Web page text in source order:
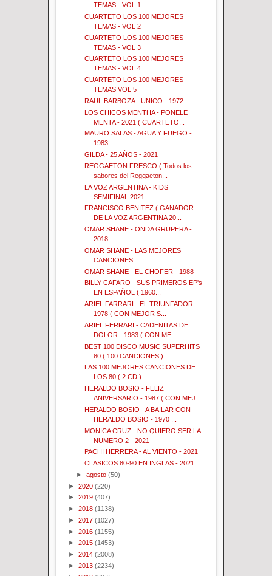
TEMAS - VOL 1
CUARTETO LOS 100 MEJORES
TEMAS - VOL 2
CUARTETO LOS 100 MEJORES
TEMAS - VOL 3
CUARTETO LOS 100 MEJORES
TEMAS - VOL 4
CUARTETO LOS 100 MEJORES
TEMAS VOL 5
RAUL BARBOZA - UNICO - 1972
LOS CHICOS MENTHA - PONELE
MENTA - 2021 ( CUARTETO...
MAURO SALAS - AGUA Y FUEGO -
1983
GILDA - 25 AÑOS - 2021
REGGAETON FRESCO ( Todos los
sabores del Reggaeton...
LA VOZ ARGENTINA - KIDS
SEMIFINAL 2021
FRANCISCO BENITEZ ( GANADOR
DE LA VOZ ARGENTINA 20...
OMAR SHANE - ONDA GRUPERA -
2018
OMAR SHANE - LAS MEJORES
CANCIONES
OMAR SHANE - EL CHOFER - 1988
BILLY CAFARO - SUS PRIMEROS EP's
EN ESPAÑOL ( 1960...
ARIEL FARRARI - EL TRIUNFADOR -
1978 ( CON MEJOR S...
ARIEL FERRARI - CADENITAS DE
DOLOR - 1983 ( CON ME...
BEST 100 DISCO MUSIC SUPERHITS
80 ( 100 CANCIONES )
LAS 100 MEJORES CANCIONES DE
LOS 80 ( 2 CD )
HERALDO BOSIO - FELIZ
ANIVERSARIO - 1987 ( CON MEJ...
HERALDO BOSIO - A BAILAR CON
HERALDO BOSIO - 1970 ...
MONICA CRUZ - NO QUIERO SER LA
NUMERO 2 - 2021
PACHI HERRERA - AL VIENTO - 2021
CLASICOS 80-90 EN INGLAS - 2021
►agosto (50)
► 2020 (220)
► 2019 (407)
► 2018 (1138)
► 2017 (1027)
► 2016 (1155)
► 2015 (1453)
► 2014 (2008)
► 2013 (2234)